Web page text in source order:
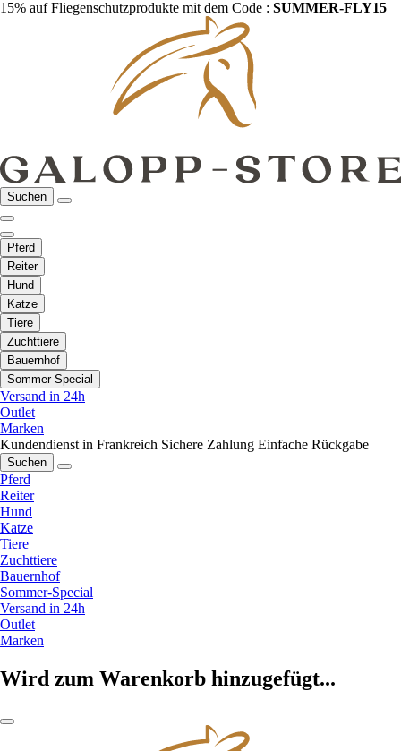
15% auf Fliegenschutzprodukte mit dem Code : SUMMER-FLY15
Suchen
Pferd
Reiter
Hund
Katze
Tiere
Zuchttiere
Bauernhof
Sommer-Special
Versand in 24h
Outlet
Marken
Kundendienst in Frankreich Sichere Zahlung Einfache Rückgabe
Suchen
Pferd
Reiter
Hund
Katze
Tiere
Zuchttiere
Bauernhof
Sommer-Special
Versand in 24h
Outlet
Marken
Wird zum Warenkorb hinzugefügt...